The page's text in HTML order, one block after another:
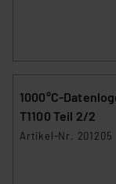
1000°C-
T1100 Teil 2/2
Artikel-Nr. 201205